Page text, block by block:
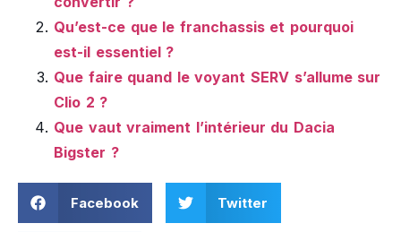
Qu’est-ce que le franchassis et pourquoi
est-il essentiel ?
Que faire quand le voyant SERV s’allume sur
Clio 2 ?
Que vaut vraiment l’intérieur du Dacia
Bigster ?
Facebook Twitter